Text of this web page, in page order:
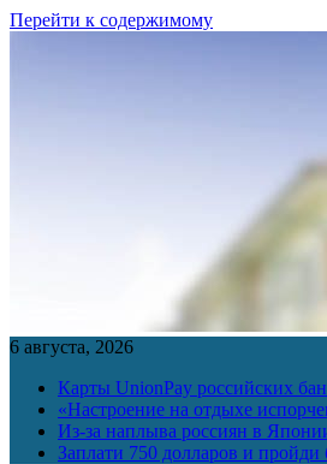
Перейти к содержимому
6 августа, 2026
Карты UnionPay российских
«Настроение на отдыхе
Из-за наплыва россиян в
Заплати 750 долларов и пройди